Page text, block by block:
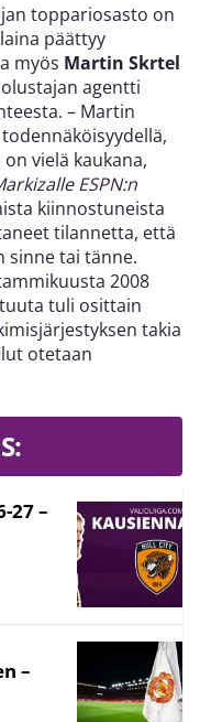
toppariosasto on
laina päättyy
myös Martin Skrtel
agentti
– Martin
vielä kaukana,
ESPN:n
kiinnostuneista
tilannetta, että
sinne tai tänne.
2008
tuli osittain
takia
otetaan
27 –
–